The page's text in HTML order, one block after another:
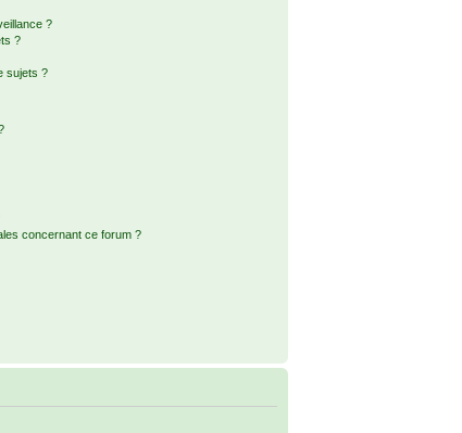
?
?
sujets ?
concernant ce forum ?